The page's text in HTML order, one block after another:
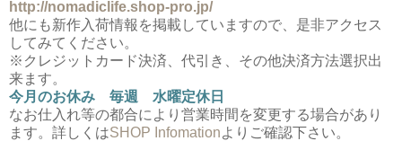
http://nomadiclife.shop-pro.jp/
他にも新作入荷情報を掲載していますので、是非アクセス
してみてください。
※クレジットカード決済、代引き、その他決済方法選択出
来ます。
今月のお休み 毎週 水曜定休日
なお仕入れ等の都合により営業時間を変更する場合があり
ます。詳しくはSHOP Infomationよりご確認下さい。